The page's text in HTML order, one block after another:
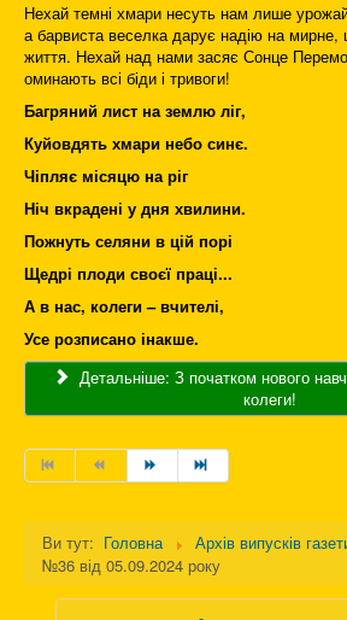
Нехай темні хмари несуть нам лише
а барвиста веселка дарує надію на мирне,
життя. Нехай над нами засяє Сонце
оминають всі біди і тривоги!
Багряний лист на землю ліг,
Куйовдять хмари небо синє.
Чіпляє місяцю на ріг
Ніч вкрадені у дня хвилини.
Пожнуть селяни в цій порі
Щедрі плоди своєї праці...
А в нас, колеги – вчителі,
Усе розписано інакше.
Детальніше: З початком нового
колеги!
Ви тут: Головна
Архів випусків
№36 від 05.09.2024 року